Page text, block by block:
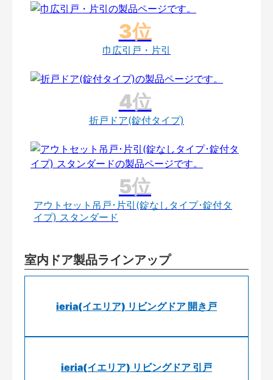
巾広引戸・片引
折戸ドア(錠付タイプ)
アウトセット吊戸･片引(錠なしタイプ･錠付タ
イプ) スタンダード
室内ドア製品ラインアップ
ieria(イエリア) リビングドア 開き戸
ieria(イエリア) リビングドア 引戸